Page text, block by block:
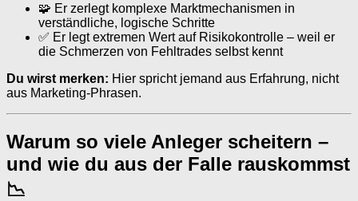
🧩 Er zerlegt komplexe Marktmechanismen in
verständliche, logische Schritte
✅ Er legt extremen Wert auf Risikokontrolle – weil er
die Schmerzen von Fehltrades selbst kennt
Du wirst merken: Hier spricht jemand aus Erfahrung, nicht
aus Marketing-Phrasen.
Warum so viele Anleger scheitern –
und wie du aus der Falle rauskommst
📉